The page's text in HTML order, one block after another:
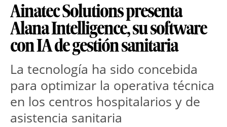
Ainatec Solutions presenta
Alana Intelligence, su software
con IA de gestión sanitaria
La tecnología ha sido concebida
para optimizar la operativa técnica
en los centros hospitalarios y de
asistencia sanitaria